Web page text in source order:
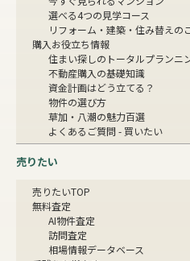
選べる4つの見学コース
リフォーム・建築・住み替えの
購入お役立ち情報
住まい探しのトータルプランニ
不動産購入の基礎知識
資金計画はどう立てる？
物件の選び方
草加・八潮の魅力百選
よくあるご質問 - 買いたい
売りたい
売りたいTOP
無料査定
AI物件査定
訪問査定
相場情報データベース